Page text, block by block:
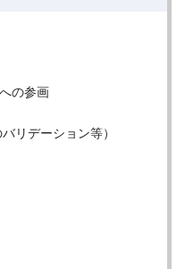
の参画
リデーション等）